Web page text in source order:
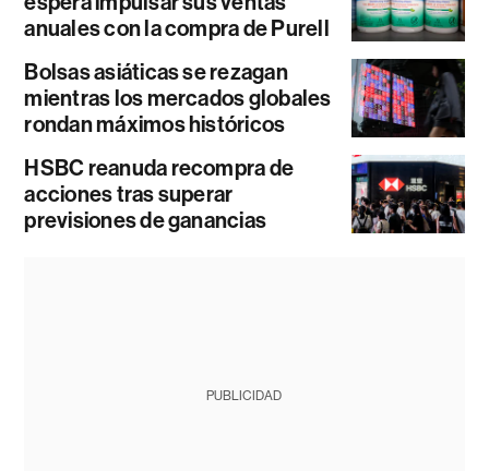
anuales con la compra de Purell
Bolsas asiáticas se rezagan
mientras los mercados globales
rondan máximos históricos
HSBC reanuda recompra de
acciones tras superar
previsiones de ganancias
PUBLICIDAD